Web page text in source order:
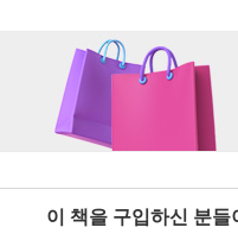
이 책을 구입하신 분